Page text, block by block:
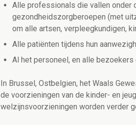
Alle professionals die vallen onder
gezondheidszorgberoepen (met
om alle artsen, verpleegkundigen,
Alle patiënten tijdens hun
Al het personeel, en alle
In Brussel, Ostbelgien, het Waals
de voorzieningen van de kinder- en
welzijnsvoorzieningen worden verder